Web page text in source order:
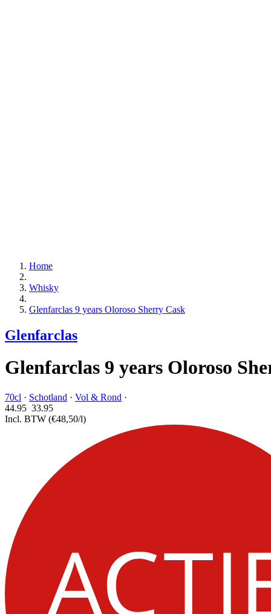
Home
Whisky
Glenfarclas 9 years Oloroso Sherry Cask
Glenfarclas
Glenfarclas 9 years Oloroso
70cl · Schotland · Vol & Rond ·
44.95 33.95
Incl. BTW (€48,50/l)